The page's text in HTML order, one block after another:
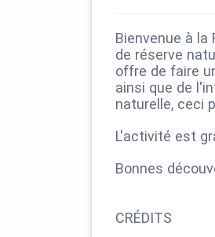
Bienvenue à
de réserve
offre de faire
ainsi que de
naturelle, ceci
L'activité est
Bonnes
CRÉDITS